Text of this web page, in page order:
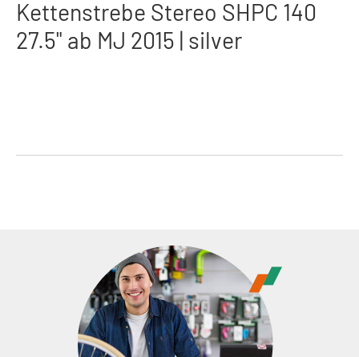
Kettenstrebe Stereo SHPC 140
27.5" ab MJ 2015 | silver